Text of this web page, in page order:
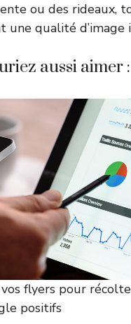
ou des rideaux,
une qualité d’image
aussi aimer :
flyers pour
positifs